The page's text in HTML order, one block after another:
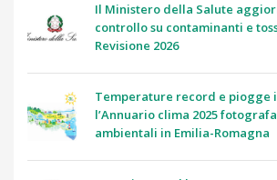
Il Ministero della Salute
controllo su contaminanti e
Revisione 2026
Temperature record e piogge
l’Annuario clima 2025
ambientali in Emilia-Romagna